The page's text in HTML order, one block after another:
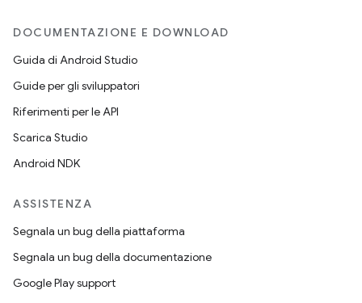
DOCUMENTAZIONE E DOWNLOAD
Guida di Android Studio
Guide per gli sviluppatori
Riferimenti per le API
Scarica Studio
Android NDK
ASSISTENZA
Segnala un bug della piattaforma
Segnala un bug della documentazione
Google Play support